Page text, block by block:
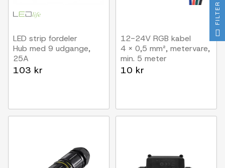
LED strip fordeler
Hub med 9 udgange,
25A
103 kr
12-24V RGB kabel
4 x 0,5 mm², metervare,
min. 5 meter
10 kr
FILTER